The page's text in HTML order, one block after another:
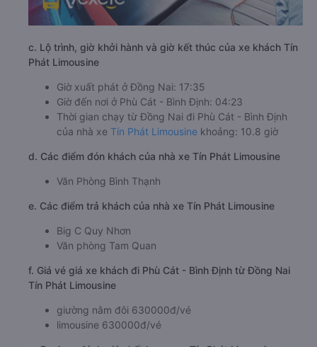
c. Lộ trình, giờ khởi hành và giờ kết thúc của xe khách Tín
Phát Limousine
Giờ xuất phát ở Đồng Nai: 17:35
Giờ đến nơi ở Phù Cát - Bình Định: 04:23
Thời gian chạy từ Đồng Nai đi Phù Cát - Bình Định
của nhà xe Tín Phát Limousine khoảng: 10.8 giờ
d. Các điểm đón khách của nhà xe Tín Phát Limousine
Văn Phòng Bình Thạnh
e. Các điểm trả khách của nhà xe Tín Phát Limousine
Big C Quy Nhơn
Văn phòng Tam Quan
f. Giá vé giá xe khách đi Phù Cát - Bình Định từ Đồng Nai
Tín Phát Limousine
giường nằm đôi 630000đ/vé
limousine 630000đ/vé